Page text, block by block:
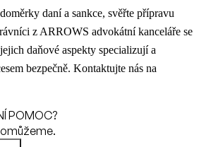
daní a sankce, svěřte přípravu
z ARROWS advokátní kanceláře se
daňové aspekty specializují a
bezpečně. Kontaktujte nás na
POMOC?